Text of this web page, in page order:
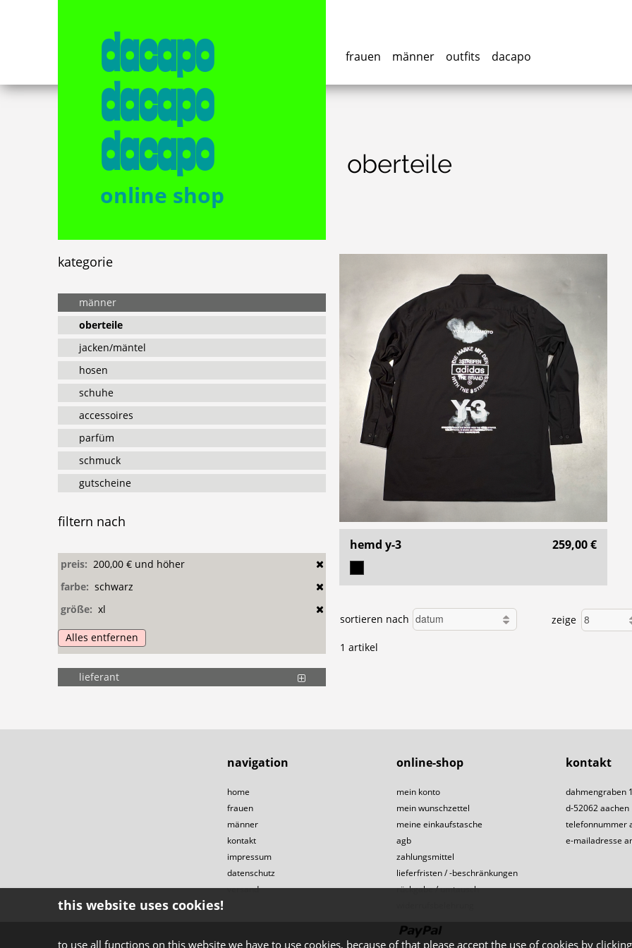
dacapo
dacapo
dacapo
online shop
frauen männer outfits dacapo
kategorie
männer
oberteile
jacken/mäntel
hosen
schuhe
accessoires
parfüm
schmuck
gutscheine
filtern nach
preis: 200,00 € und höher
farbe: schwarz
größe: xl
Alles entfernen
lieferant
oberteile
hemd y-3 259,00 €
sortieren nach zeige
1 artikel
navigation
home
frauen
männer
kontakt
impressum
datenschutz
versand
online-shop
mein konto
mein wunschzettel
meine einkaufstasche
agb
zahlungsmittel
lieferfristen / -beschränkungen
rückgabe / umtausch
kontakt
dahmengraben 1
d-52062 aachen
telefonnummer
e-mailadresse
this website uses cookies!
to use all functions on this website we have to use cookies, because of that please accept the use of cookies by